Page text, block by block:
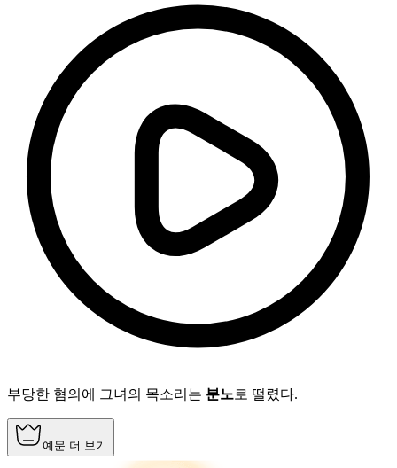
부당한 혐의에 그녀의 목소리는 분노로 떨렸다.
예문 더 보기